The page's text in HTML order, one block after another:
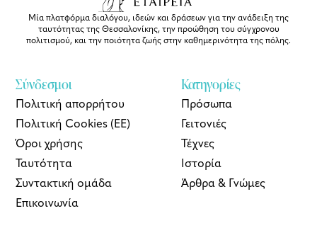
Μία πλατφόρμα διαλόγου, ιδεών και δράσεων για την ανάδειξη της
ταυτότητας της Θεσσαλονίκης, την προώθηση του σύγχρονου
πολιτισμού, και την ποιότητα ζωής στην καθημερινότητα της πόλης.
Σύνδεσμοι
Πολιτική απορρήτου
Πολιτική Cookies (ΕΕ)
Όροι χρήσης
Ταυτότητα
Συντακτική ομάδα
Επικοινωνία
Κατηγορίες
Πρόσωπα
Γειτονιές
Τέχνες
Ιστορία
Άρθρα & Γνώμες